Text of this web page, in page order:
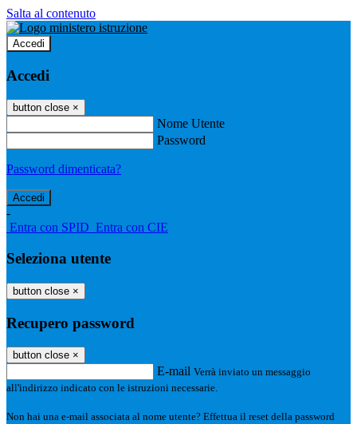
Salta al contenuto
Accedi
Accedi
button close ×
Nome Utente
Password
Password dimenticata?
-
Entra con SPID Entra con CIE
Seleziona utente
button close ×
Recupero password
button close ×
E-mail Verrà inviato un messaggio
all'indirizzo indicato con le istruzioni necessarie.
Non hai una e-mail associata al nome utente? Effettua il reset della password